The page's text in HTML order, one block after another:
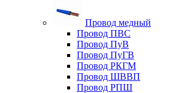
Провод медный
Провод ПВС
Провод ПуВ
Провод ПуГВ
Провод РКГМ
Провод ШВВП
Провод РПШ